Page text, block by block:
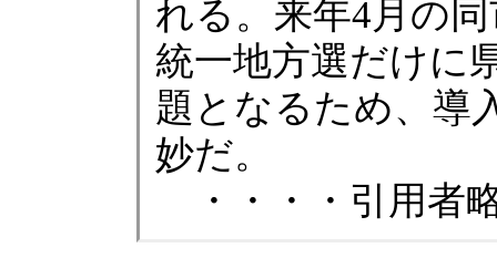
れる。来年4月の
統一地方選だけに
題となるため、導
妙だ。
・・・・引用者